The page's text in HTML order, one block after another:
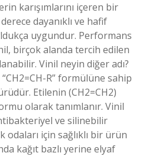
karışımlarını içeren bir
dayanıklı ve hafif
uygundur. Performans
birçok alanda tercih edilen
Vinil neyin diğer adı?
R” formülüne sahip
Etilenin (CH2=CH2)
olarak tanımlanır. Vinil
ve silinebilir
odaları için sağlıklı bir ürün
kağıt bazlı yerine elyaf